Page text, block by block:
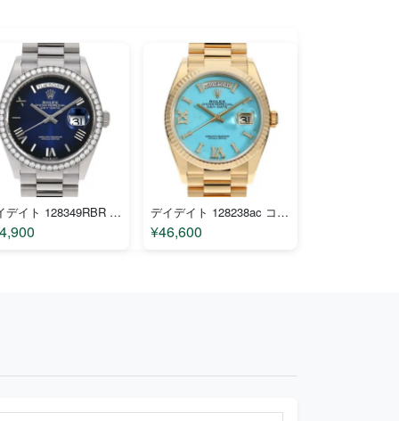
デイデイト 128349RBR コピー デイデイト 128238ac コピー
¥46,600